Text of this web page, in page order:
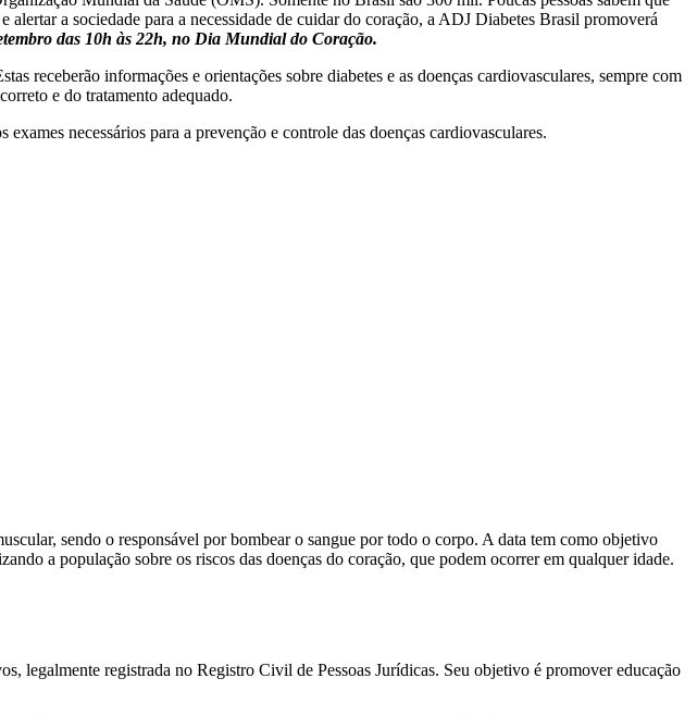
a sociedade para a necessidade de cuidar do coração, a ADJ Diabetes Brasil promoverá
das 10h às 22h, no Dia Mundial do Coração.
receberão informações e orientações sobre diabetes e as doenças cardiovasculares, sempre com
e do tratamento adequado.
necessários para a prevenção e controle das doenças cardiovasculares.
sendo o responsável por bombear o sangue por todo o corpo. A data tem como objetivo
a população sobre os riscos das doenças do coração, que podem ocorrer em qualquer idade.
legalmente registrada no Registro Civil de Pessoas Jurídicas. Seu objetivo é promover educação